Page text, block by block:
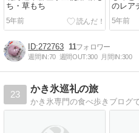
ち・草もち
5年前
のレア
ン
5年前
272763 11
週間IN:70 週間OUT:300 月間IN:300
23
かき氷巡礼の旅